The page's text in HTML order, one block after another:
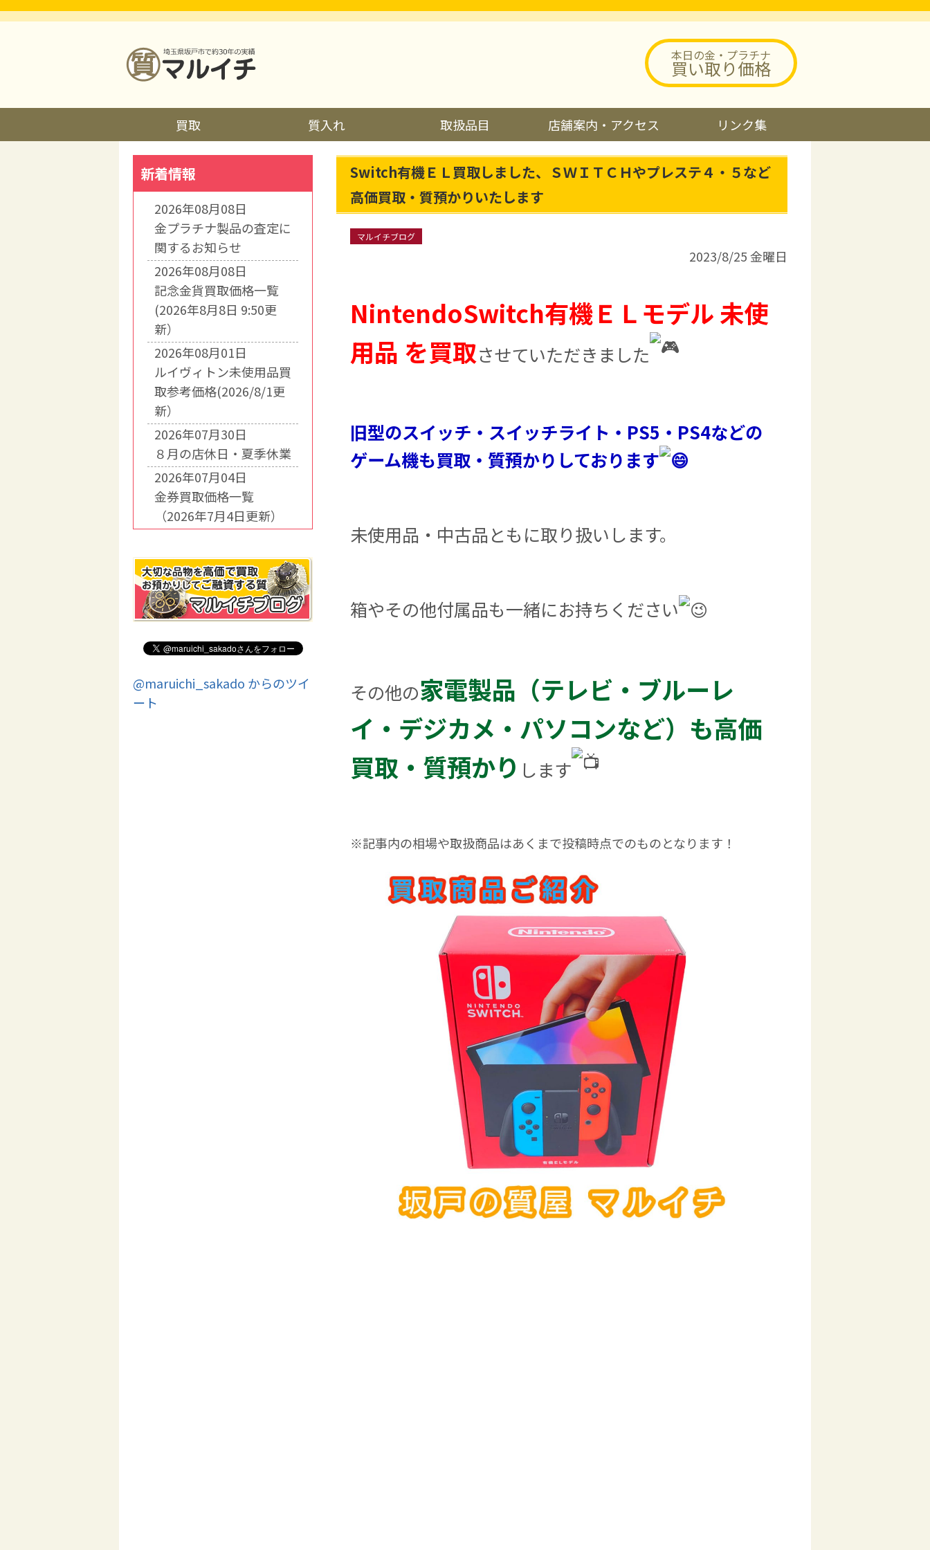
本日の金・プラチナ
買い取り価格
買取 質入れ 取扱品目 店舗案内・アクセス リンク集
Switch有機ＥＬ買取しました、ＳＷＩＴＣＨやプレステ４・５など
高価買取・質預かりいたします
マルイチブログ
2023/8/25 金曜日
NintendoSwitch有機ＥＬモデル 未使
用品 を買取させていただきました
旧型のスイッチ・スイッチライト・PS5・PS4などの
ゲーム機も買取・質預かりしております
未使用品・中古品ともに取り扱いします。
箱やその他付属品も一緒にお持ちください
その他の家電製品（テレビ・ブルーレ
イ・デジカメ・パソコンなど）も高価
買取・質預かり します
※記事内の相場や取扱商品はあくまで投稿時点でのものとなります！
新着情報
2026年08月08日
金プラチナ製品の査定に
関するお知らせ
2026年08月08日
記念金貨買取価格一覧
(2026年8月8日 9:50更
新）
2026年08月01日
ルイヴィトン未使用品買
取参考価格(2026/8/1更
新）
2026年07月30日
８月の店休日・夏季休業
2026年07月04日
金券買取価格一覧
（2026年7月4日更新）
@maruichi_sakado からのツイ
ート